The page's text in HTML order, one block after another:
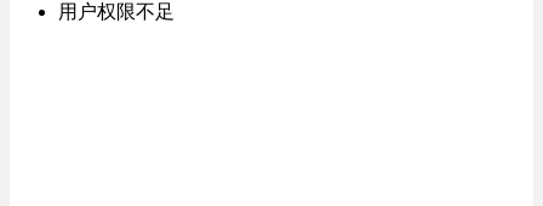
用户权限不足